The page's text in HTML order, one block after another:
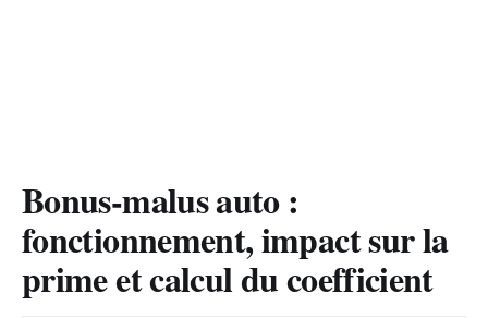
Bonus-malus auto :
fonctionnement, impact sur la
prime et calcul du coefficient